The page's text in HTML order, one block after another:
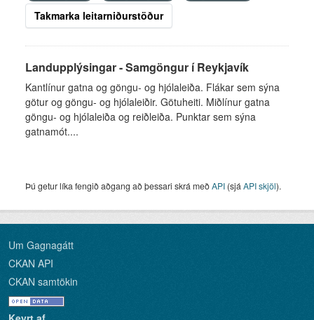
Takmarka leitarniðurstöður
Landupplýsingar - Samgöngur í Reykjavík
Kantlínur gatna og göngu- og hjólaleiða. Flákar sem sýna
götur og göngu- og hjólaleiðir. Götuheiti. Miðlínur gatna
göngu- og hjólaleiða og reiðleiða. Punktar sem sýna
gatnamót....
Þú getur líka fengið aðgang að þessari skrá meðAPI (sjá API skjöl).
Um Gagnagátt
CKAN API
CKAN samtökin